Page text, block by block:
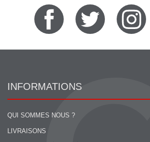
INFORMATIONS
QUI SOMMES NOUS ?
LIVRAISONS